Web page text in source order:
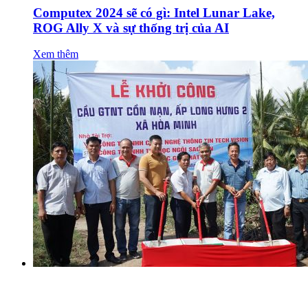
Computex 2024 sẽ có gì: Intel Lunar Lake,
ROG Ally X và sự thống trị của AI
Xem thêm